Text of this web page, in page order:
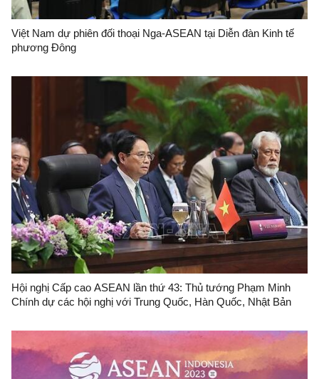
Việt Nam dự phiên đối thoại Nga-ASEAN tại Diễn đàn Kinh tế
phương Đông
Hội nghị Cấp cao ASEAN lần thứ 43: Thủ tướng Phạm Minh
Chính dự các hội nghị với Trung Quốc, Hàn Quốc, Nhật Bản